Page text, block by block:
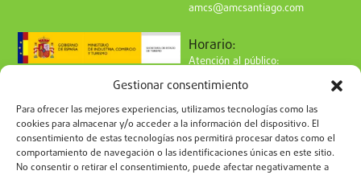
Gestionar consentimiento
Para ofrecer las mejores experiencias, utilizamos tecnologías como las
cookies para almacenar y/o acceder a la información del dispositivo. El
consentimiento de estas tecnologías nos permitirá procesar datos como el
comportamiento de navegación o las identificaciones únicas en este sitio.
No consentir o retirar el consentimiento, puede afectar negativamente a
amcs@amcsantiago.com
Horario:
Atención al público:
de 9 a 15h
Síguenos en redes: